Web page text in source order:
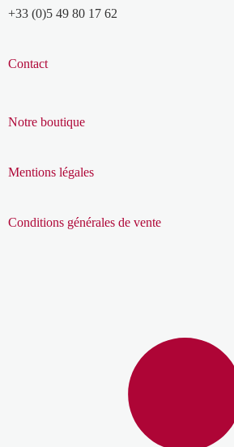
+33 (0)5 49 80 17 62
Contact
Notre boutique
Mentions légales
Conditions générales de vente